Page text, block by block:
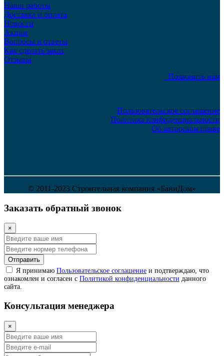
Наши работы
Доставка и оплата
Новости
Акции
Вопросы и ответы
Как сделать заказ
Отзывы
Позвонить нам
Пользовательское соглашение
Политика конфиденциальности
Об авторском праве
© 2011-2023 Строительная компания «БаниДом»
Заказать обратный звонок
×
Отправить
Я принимаю Пользовательское соглашение и подтверждаю, что
ознакомлен и согласен с Политикой конфиденциальности данного
сайта.
Консультация менеджера
×